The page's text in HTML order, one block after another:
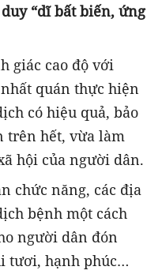
“dĩ bất biến, ứng
giác cao độ với
quán thực hiện
có hiệu quả, bảo
trên hết, vừa làm
hội của người dân.
chức năng, các địa
bệnh một cách
người dân đón
tươi, hạnh phúc…